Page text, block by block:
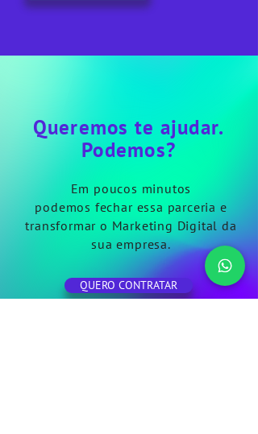
Queremos te ajudar.
Podemos?
Em poucos minutos
podemos fecharessa parceria e
transformar o Marketing Digital da
sua empresa.
QUERO CONTRATAR